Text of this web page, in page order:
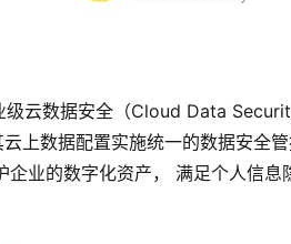
云数据安全（Cloud Data
上数据配置实施统一的数据安全
业的数字化资产， 满足个人信